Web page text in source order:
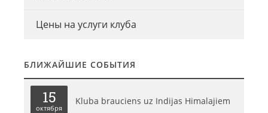
Цены на услуги клуба
БЛИЖАЙШИЕ СОБЫТИЯ
15
октября
Kluba brauciens uz Indijas Himalajiem